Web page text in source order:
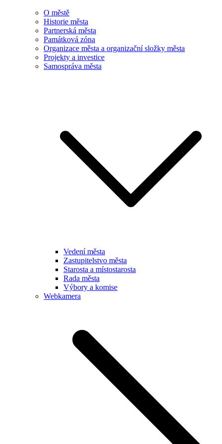
O městě
Historie města
Partnerská města
Památková zóna
Organizace města a organizační složky města
Projekty a investice
Samospráva města
Vedení města
Zastupitelstvo města
Starosta a místostarosta
Rada města
Výbory a komise
Webkamera